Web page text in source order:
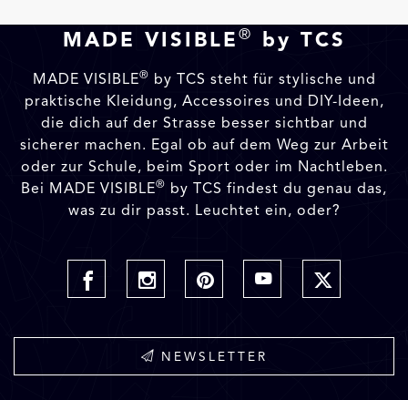
MADE VISIBLE ® by TCS
MADE VISIBLE® by TCS steht für stylische und
praktische Kleidung, Accessoires und DIY-Ideen,
die dich auf der Strasse besser sichtbar und
sicherer machen. Egal ob auf dem Weg zur Arbeit
oder zur Schule, beim Sport oder im Nachtleben.
Bei MADE VISIBLE® by TCS findest du genau das,
was zu dir passt. Leuchtet ein, oder?
NEWSLETTER